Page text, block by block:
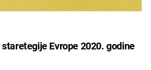
Evrope 2020. godine